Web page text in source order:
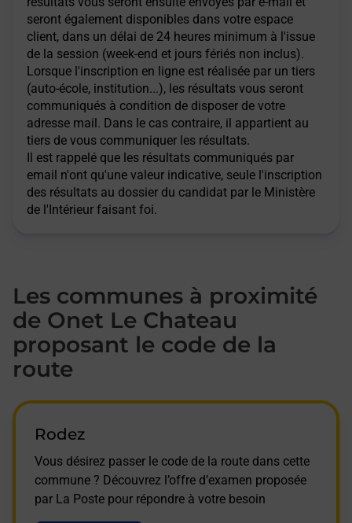
seront également disponibles dans votre espace
client, dans un délai de 24 heures minimum à l'issue
de la session (week-end et jours fériés non inclus).
Lorsque l'inscription en ligne est réalisée par un tiers
(auto-école, institution...), les résultats vous seront
communiqués à condition de disposer de votre
adresse mail. Dans le cas contraire, il appartient au
tiers de vous communiquer les résultats.
Il est rappelé que les résultats communiqués par
email n'ont qu'une valeur indicative, seule l'inscription
des résultats au dossier du candidat par le Ministère
de l'Intérieur faisant foi.
Les communes à proximité
de Onet Le Chateau
proposant le code de la
route
Rodez
Vous désirez passer le code de la route dans cette
commune ? Découvrez l’offre d’examen proposée
par La Poste pour répondre à votre besoin